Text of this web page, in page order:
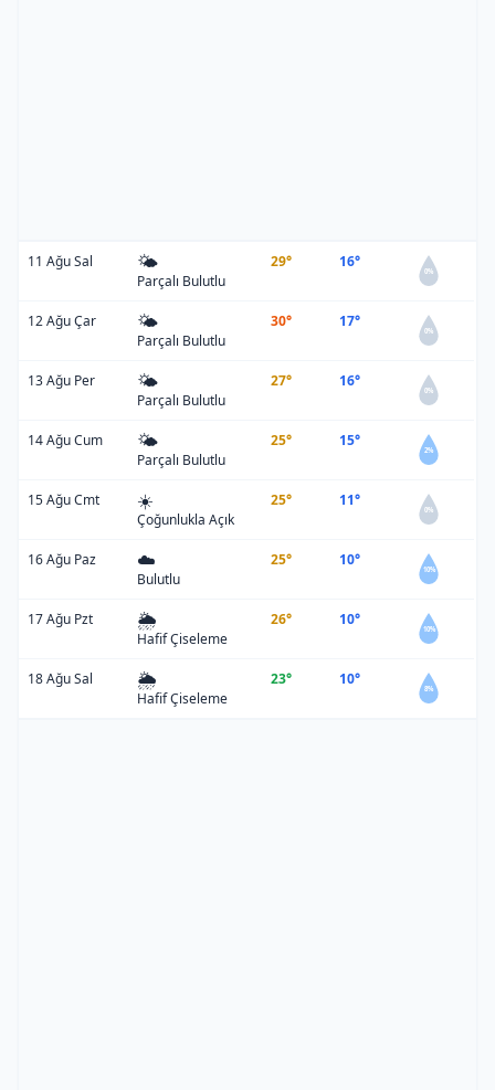
11 Ağu Sal 🌤️
Parçalı Bulutlu
29° 16°
0%
12 Ağu Çar 🌤️
Parçalı Bulutlu
30° 17°
0%
13 Ağu Per 🌤️
Parçalı Bulutlu
27° 16°
0%
14 Ağu Cum 🌤️
Parçalı Bulutlu
25° 15°
2%
15 Ağu Cmt ☀️
Çoğunlukla Açık
25° 11°
0%
16 Ağu Paz ☁️
Bulutlu
25° 10°
10%
17 Ağu Pzt 🌦️
Hafif Çiseleme
26° 10°
10%
18 Ağu Sal 🌦️
Hafif Çiseleme
23° 10°
8%